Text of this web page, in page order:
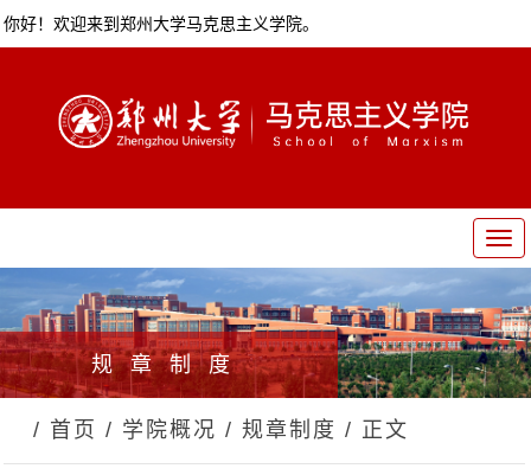
你好！欢迎来到郑州大学马克思主义学院。
T
o
g
l
e
n
i
规章制度
/ 首页 / 学院概况 / 规章制度 / 正文